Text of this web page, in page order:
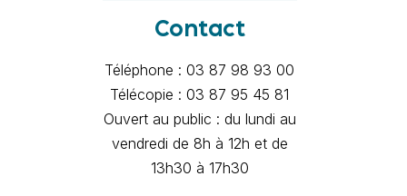
Contact
Téléphone : 03 87 98 93 00
Télécopie : 03 87 95 45 81
Ouvert au public : du lundi au
vendredi de 8h à 12h et de
13h30 à 17h30